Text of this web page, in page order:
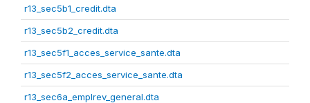
r13_sec5b1_credit.dta
r13_sec5b2_credit.dta
r13_sec5f1_acces_service_sante.dta
r13_sec5f2_acces_service_sante.dta
r13_sec6a_emplrev_general.dta